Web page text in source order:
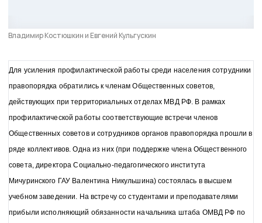
Владимир Костюшкин и Евгений Кульгускин
Для усиления профилактической работы среди населения сотрудники
правопорядка обратились к членам Общественных советов,
действующих при территориальных отделах МВД РФ. В рамках
профилактической работы соответствующие встречи членов
Общественных советов и сотрудников органов правопорядка прошли в
ряде коллективов. Одна из них (при поддержке члена Общественного
совета, директора Социально-педагогического института
Мичуринского ГАУ Валентина Никульшина) состоялась в высшем
учебном заведении. На встречу со студентами и преподавателями
прибыли исполняющий обязанности начальника штаба ОМВД РФ по